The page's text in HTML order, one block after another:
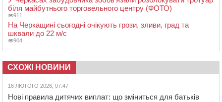
біля майбутнього торговельного центру (ФОТО)
911
На Черкащині сьогодні очікують грози, зливи, град та
шквали до 22 м/с
904
СХОЖІ НОВИНИ
16 ЛЮТОГО 2026, 07:47
Нові правила дитячих виплат: що зміниться для батьків